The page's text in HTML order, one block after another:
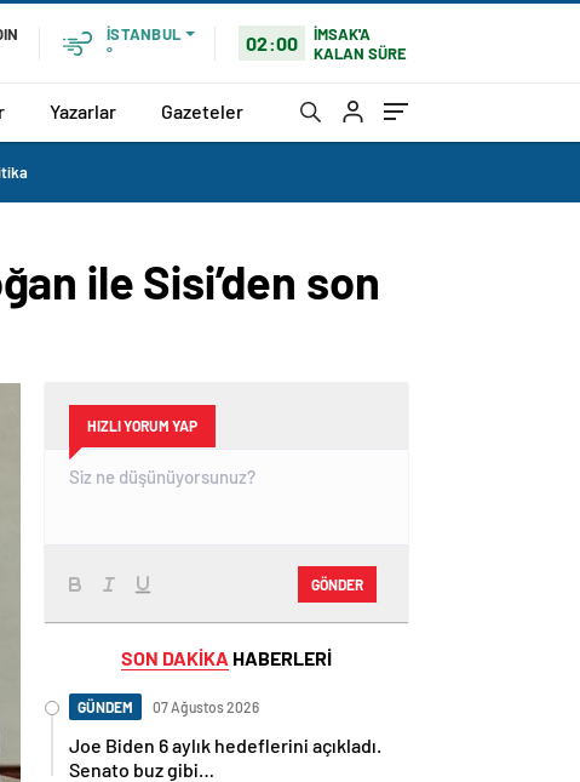
İSTANBUL
°
02:00
İMSAK'A
KALAN SÜRE
Yazarlar Gazeteler
ile Sisi’den son
HIZLI YORUM YAP
GÖNDER
SON DAKİKA HABERLERİ
GÜNDEM 07 Ağustos 2026
Joe Biden 6 aylık hedeflerini açıkladı.
Senato buz gibi…